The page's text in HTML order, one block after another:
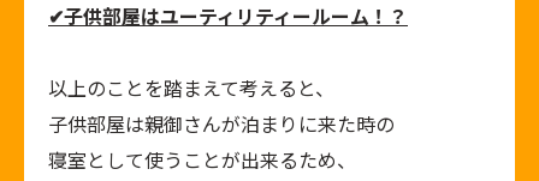
✔子供部屋はユーティリティールーム！？
以上のことを踏まえて考えると、
子供部屋は親御さんが泊まりに来た時の
寝室として使うことが出来るため、